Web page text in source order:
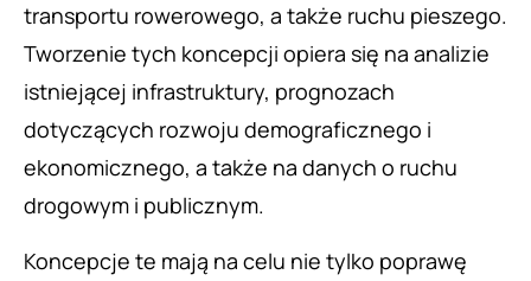
transportu rowerowego, a także ruchu pieszego.
Tworzenie tych koncepcji opiera się na analizie
istniejącej infrastruktury, prognozach
dotyczących rozwoju demograficznego i
ekonomicznego, a także na danych o ruchu
drogowym i publicznym.
Koncepcje te mają na celu nie tylko poprawę